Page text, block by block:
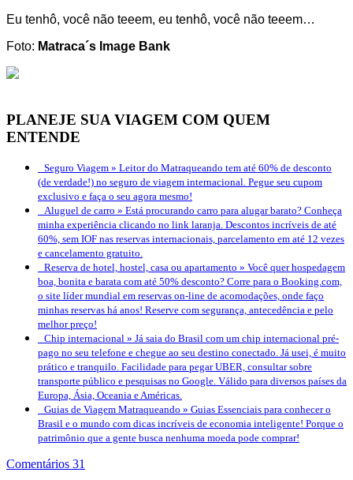
Eu tenhô, você não teeem, eu tenhô, você não teeem…
Foto: Matraca´s Image Bank
PLANEJE SUA VIAGEM COM QUEM
ENTENDE
Seguro Viagem » Leitor do Matraqueando tem até 60% de desconto
(de verdade!) no seguro de viagem internacional. Pegue seu cupom
exclusivo e faça o seu agora mesmo!
Aluguel de carro » Está procurando carro para alugar barato? Conheça
minha experiência clicando no link laranja. Descontos incríveis de até
60%, sem IOF nas reservas internacionais, parcelamento em até 12 vezes
e cancelamento gratuito.
Reserva de hotel, hostel, casa ou apartamento » Você quer hospedagem
boa, bonita e barata com até 50% desconto? Corre para o Booking.com,
o site líder mundial em reservas on-line de acomodações, onde faço
minhas reservas há anos! Reserve com segurança, antecedência e pelo
melhor preço!
Chip internacional » Já saia do Brasil com um chip internacional pré-
pago no seu telefone e chegue ao seu destino conectado. Já usei, é muito
prático e tranquilo. Facilidade para pegar UBER, consultar sobre
transporte público e pesquisas no Google. Válido para diversos países da
Europa, Ásia, Oceania e Américas.
Guias de Viagem Matraqueando » Guias Essenciais para conhecer o
Brasil e o mundo com dicas incríveis de economia inteligente! Porque o
patrimônio que a gente busca nenhuma moeda pode comprar!
Comentários 31